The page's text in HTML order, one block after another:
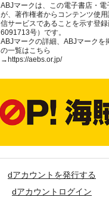
ABJマークは、この電子書店・電
が、著作権者からコンテンツ使
信サービスであることを示す登
6091713号）です。
ABJマークの詳細、ABJマークを
の一覧はこちら
→https://aebs.or.jp/
dアカウントを発行する
dアカウントログイン